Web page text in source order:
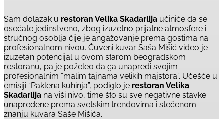
Sam dolazak u restoran Velika Skadarlija učiniće da se
osećate jedinstveno, zbog izuzetno prijatne atmosfere i
stručnog osoblja čije je angažovanje prema gostima na
profesionalnom nivou. Čuveni kuvar Saša Mišić video je
izuzetan potencijal u ovom starom beogradskom
restoranu, pa je poželeo da ga unapredi svojim
profesionalnim “malim tajnama velikih majstora”. Učešće u
emisiji “Paklena kuhinja”, podiglo je restoran Velika
Skadarlija na viši nivo, time što su sve negativne stavke
unapređene prema svetskim trendovima i stečenom
znanju kuvara Saše Mišića.